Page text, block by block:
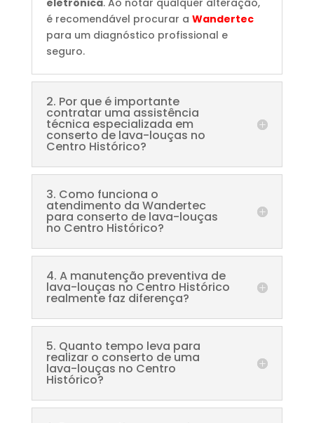
é recomendável procurar a Wandertec
para um diagnóstico profissional e
seguro.
2. Por que é importante
contratar uma assistência
técnica especializada em
conserto de lava-louças no
Centro Histórico?
3. Como funciona o
atendimento da Wandertec
para conserto de lava-louças
no Centro Histórico?
4. A manutenção preventiva de
lava-louças no Centro Histórico
realmente faz diferença?
5. Quanto tempo leva para
realizar o conserto de uma
lava-louças no Centro
Histórico?